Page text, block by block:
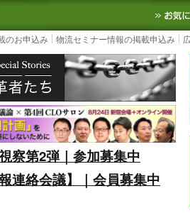
物流ニュースサイト
3PL, SCMなど国内外の
のお申込み 物流セミナー情報の掲載申込み
察第2弾｜参加募集中
連絡会議】｜会員募集中